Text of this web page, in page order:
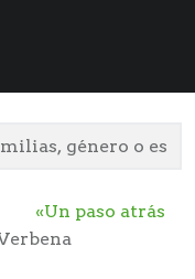
«Un paso atrás